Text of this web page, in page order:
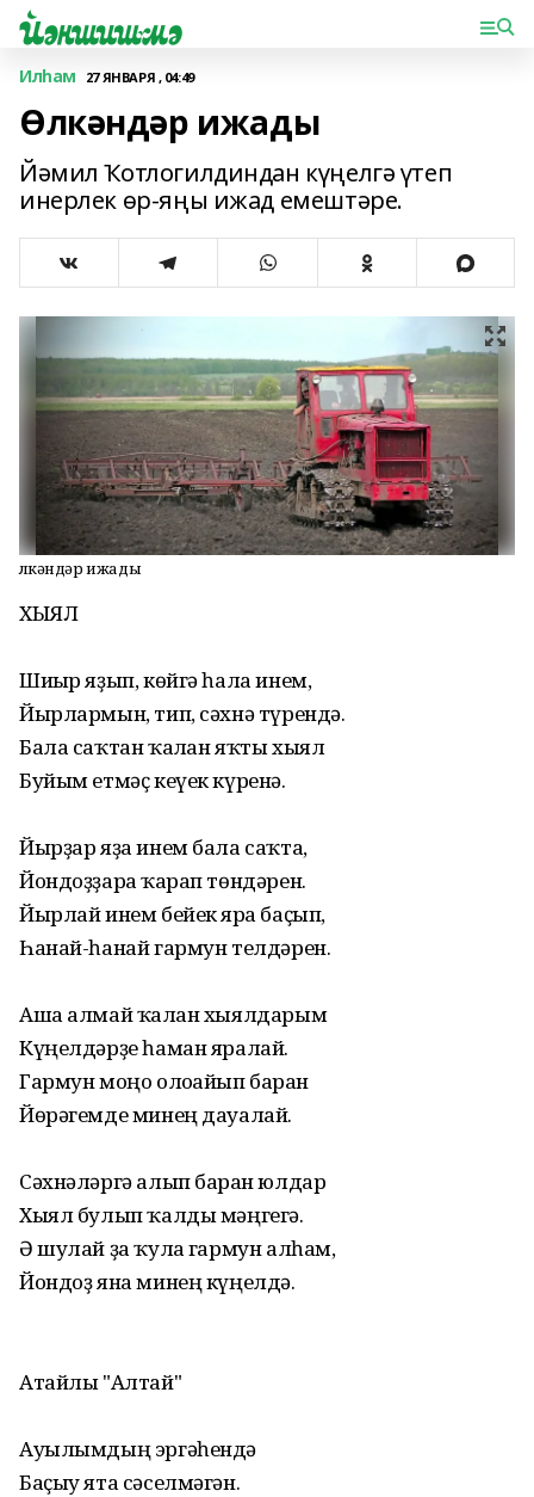
Илһам 27 ЯНВАРЯ , 04:49
Өлкәндәр ижады
Йәмил Ҡотлогилдиндан күңелгә үтеп
инерлек өр-яңы ижад емештәре.
Өлкәндәр ижады
ХЫЯЛ
Шиғыр яҙып, көйгә һала инем,
Йырлармын, тип, сәхнә түрендә.
Бала саҡтан ҡалған яҡты хыял
Буйым етмәҫ кеүек күренә.
Йырҙар яҙа инем бала саҡта,
Йондоҙҙарға ҡарап төндәрен.
Йырлай инем бейек ярға баҫып,
Һанай-һанай гармун телдәрен.
Аша алмай ҡалған хыялдарым
Күңелдәрҙе һаман яралай.
Гармун моңо олоғайып барған
Йөрәгемде минең дауалай.
Сәхнәләргә алып барған юлдар
Хыял булып ҡалды мәңгегә.
Ә шулай ҙа ҡулға гармун алһам,
Йондоҙ яна минең күңелдә.
Атайлы "Алтай"
Ауылымдың эргәһендә
Баҫыу ята сәселмәгән.